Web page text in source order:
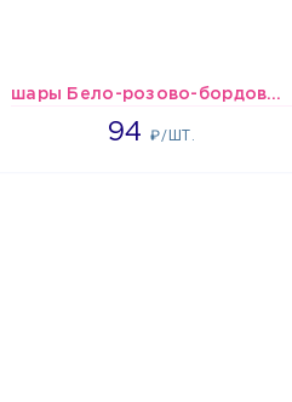
шары Бело-розово-бордовые металлик
94₽/ШТ.
1697